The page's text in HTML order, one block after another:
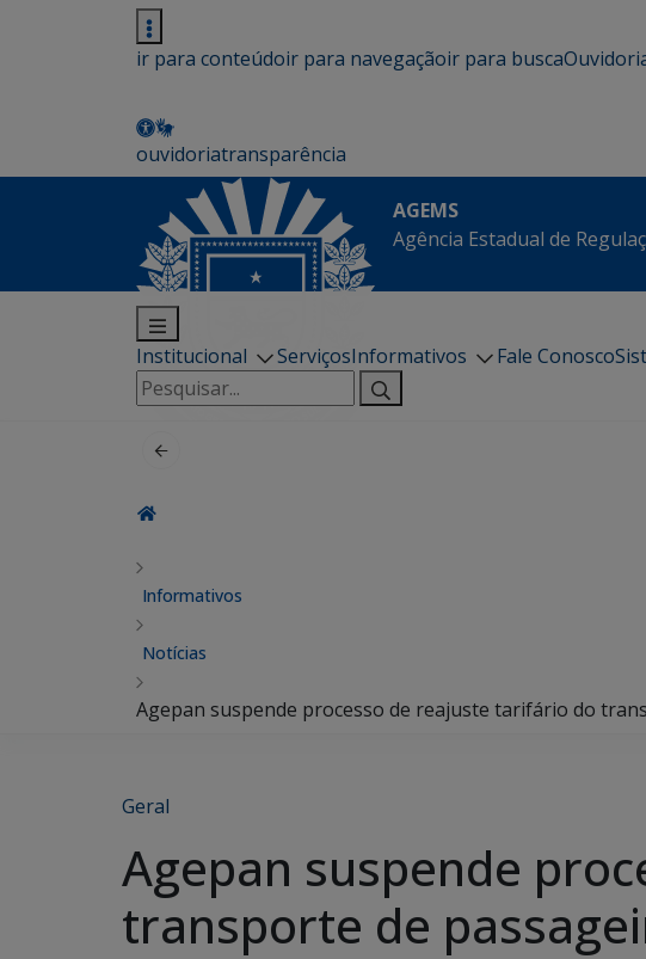
ir para conteúdoir para navegaçãoir para busca
ouvidoriatransparência
AGEMS
Agência Estadual de
Institucional ServiçosInformativos Fale Conosco
Pesquisar
por:
Informativos
Notícias
Agepan suspende processo de reajuste tarifário do
Geral
Agepan suspende
transporte de